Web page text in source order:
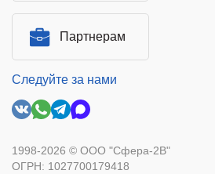
Партнерам
Следуйте за нами
1998-2026 © ООО "Сфера-2В"
ОГРН: 1027700179418